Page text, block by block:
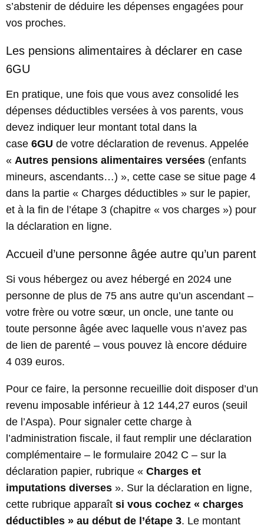
s’abstenir de déduire les dépenses engagées pour
vos proches.
Les pensions alimentaires à déclarer en case
6GU
En pratique, une fois que vous avez consolidé les
dépenses déductibles versées à vos parents, vous
devez indiquer leur montant total dans la
case 6GU de votre déclaration de revenus. Appelée
« Autres pensions alimentaires versées (enfants
mineurs, ascendants…) », cette case se situe page 4
dans la partie « Charges déductibles » sur le papier,
et à la fin de l’étape 3 (chapitre « vos charges ») pour
la déclaration en ligne.
Accueil d’une personne âgée autre qu’un parent
Si vous hébergez ou avez hébergé en 2024 une
personne de plus de 75 ans autre qu’un ascendant –
votre frère ou votre sœur, un oncle, une tante ou
toute personne âgée avec laquelle vous n’avez pas
de lien de parenté – vous pouvez là encore déduire
4 039 euros.
Pour ce faire, la personne recueillie doit disposer d’un
revenu imposable inférieur à 12 144,27 euros (seuil
de l’Aspa). Pour signaler cette charge à
l’administration fiscale, il faut remplir une déclaration
complémentaire – le formulaire 2042 C – sur la
déclaration papier, rubrique « Charges et
imputations diverses ». Sur la déclaration en ligne,
cette rubrique apparaît si vous cochez « charges
déductibles » au début de l’étape 3. Le montant